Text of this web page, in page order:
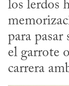
los lerdos
para pasar
el garrote
carrera